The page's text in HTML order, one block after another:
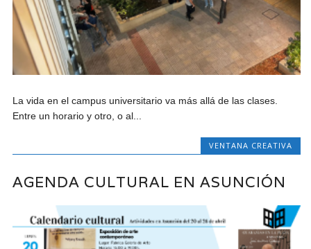
La vida en el campus universitario va más allá de las clases.
Entre un horario y otro, o al...
VENTANA CREATIVA
AGENDA CULTURAL EN ASUNCIÓN